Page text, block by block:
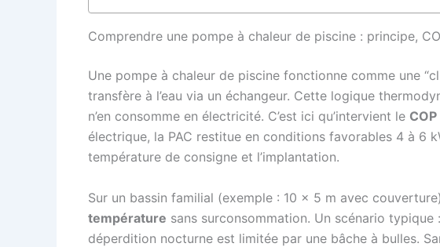
Comprendre une pompe à chaleur de piscine : principe,
Une pompe à chaleur de piscine fonctionne comme une
transfère à l’eau via un échangeur. Cette logique
n’en consomme en électricité. C’est ici qu’intervient le
électrique, la PAC restitue en conditions favorables 4 à 6
température de consigne et l’implantation.
Sur un bassin familial (exemple : 10 × 5 m avec
température sans surconsommation. Un scénario typique
déperdition nocturne est limitée par une bâche à bulles.